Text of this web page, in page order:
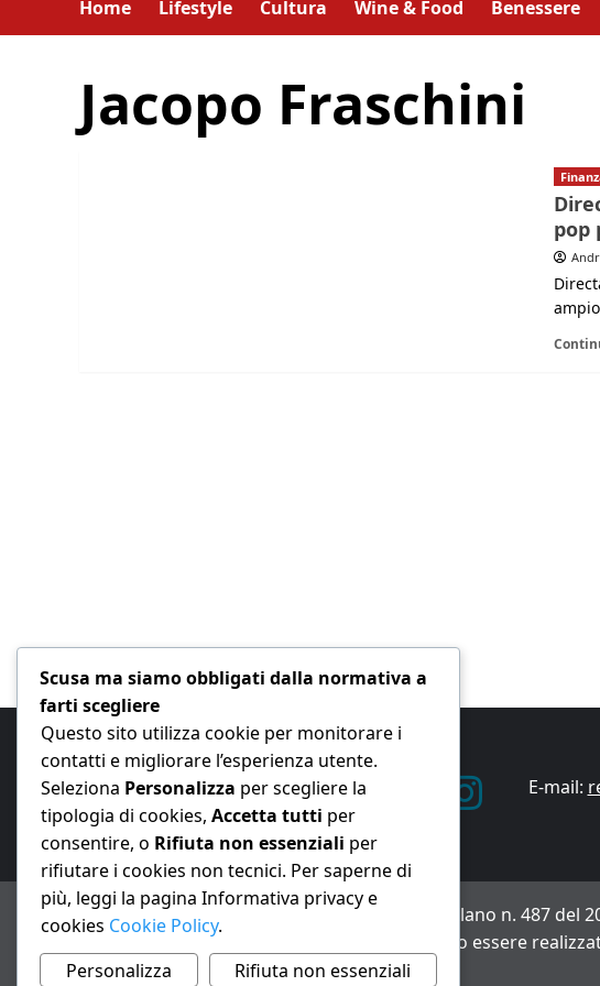
Home Lifestyle Cultura Wine & Food Benessere
Jacopo Fraschini
pop
E-mail:
ANNO XXIII – Testata giornalistica reg. Trib. Milano n. 487 del
Avviso IA: alcuni articoli di questo sito possono essere
Informativa privacy e cookie
Scusa ma siamo obbligati dalla normativa a
farti scegliere
Questo sito utilizza cookie per monitorare i
contatti e migliorare l’esperienza utente.
Seleziona Personalizza per scegliere la
tipologia di cookies, Accetta tutti per
consentire, o Rifiuta non essenziali per
rifiutare i cookies non tecnici. Per saperne di
più, leggi la pagina Informativa privacy e
cookies Cookie Policy.
Personalizza
Rifiuta non essenziali